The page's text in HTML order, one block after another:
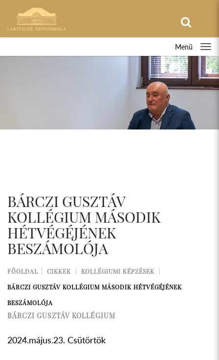
Menü
BÁRCZI GUSZTÁV
KOLLÉGIUM MÁSODIK
HÉTVÉGÉJÉNEK
BESZÁMOLÓJA
FŐOLDAL CIKKEK
KOLLÉGIUMI KÉPZÉSEK
BÁRCZI GUSZTÁV KOLLÉGIUM MÁSODIK HÉTVÉGÉJÉNEK
BESZÁMOLÓJA
BÁRCZI GUSZTÁV KOLLÉGIUM
2024.május.23. Csütörtök